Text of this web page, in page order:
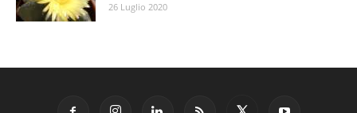
26 Luglio 2020